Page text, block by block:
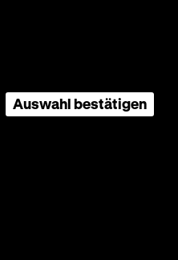
Auswahl bestätigen